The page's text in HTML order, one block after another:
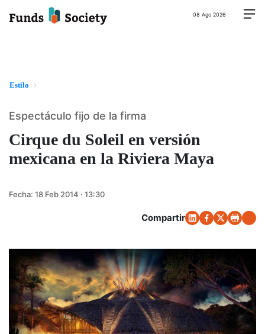
08 Ago 2026
Estilo
Cirque du Soleil en versión
mexicana en la Riviera Maya
Espectáculo fijo de la firma
Fecha: 18 Feb 2014 · 13:30
Compartir